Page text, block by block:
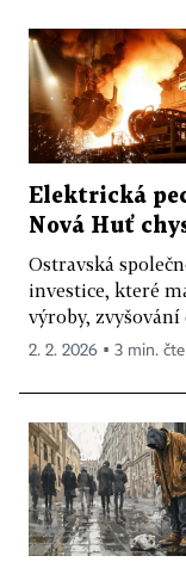
Elektrická
Nová Huť
Ostravská
investice, které
výroby, zvyšování
2. 2. 2026 ▪ 3 min.